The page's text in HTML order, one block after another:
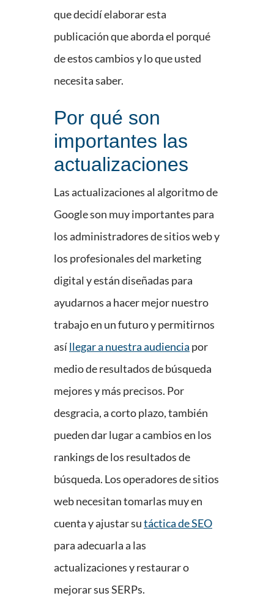
que decidí elaborar esta
publicación que aborda el porqué
de estos cambios y lo que usted
necesita saber.
Por qué son
importantes las
actualizaciones
Las actualizaciones al algoritmo de
Google son muy importantes para
los administradores de sitios web y
los profesionales del marketing
digital y están diseñadas para
ayudarnos a hacer mejor nuestro
trabajo en un futuro y permitirnos
asíllegar a nuestra audiencia por
medio de resultados de búsqueda
mejores y más precisos. Por
desgracia, a corto plazo, también
pueden dar lugar a cambios en los
rankings de los resultados de
búsqueda. Los operadores de sitios
web necesitan tomarlas muy en
cuenta y ajustar sutáctica de SEO
para adecuarla a las
actualizaciones y restaurar o
mejorar sus SERPs.